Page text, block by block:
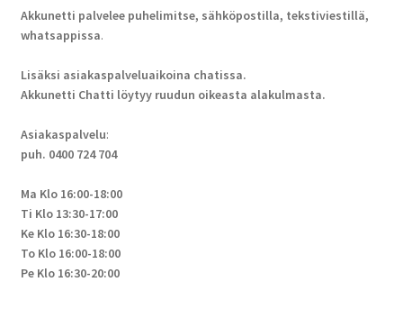
Akkunetti palvelee puhelimitse, sähköpostilla, tekstiviestillä,
whatsappissa.
Lisäksi asiakaspalveluaikoina chatissa.
Akkunetti Chatti löytyy ruudun oikeasta alakulmasta.
Asiakaspalvelu:
puh. 0400 724 704
Ma Klo 16:00-18:00
Ti Klo 13:30-17:00
Ke Klo 16:30-18:00
To Klo 16:00-18:00
Pe Klo 16:30-20:00